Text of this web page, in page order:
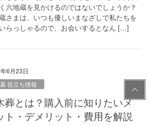
六地蔵を見かけるのではないでしょうか？
さまは、いつも優しいまなざしで私たちを
らっしゃるので、お会いするとなん […]
6月23日
役立ち情報
ト・デメリット・費用を解説
PAG
E
TOP